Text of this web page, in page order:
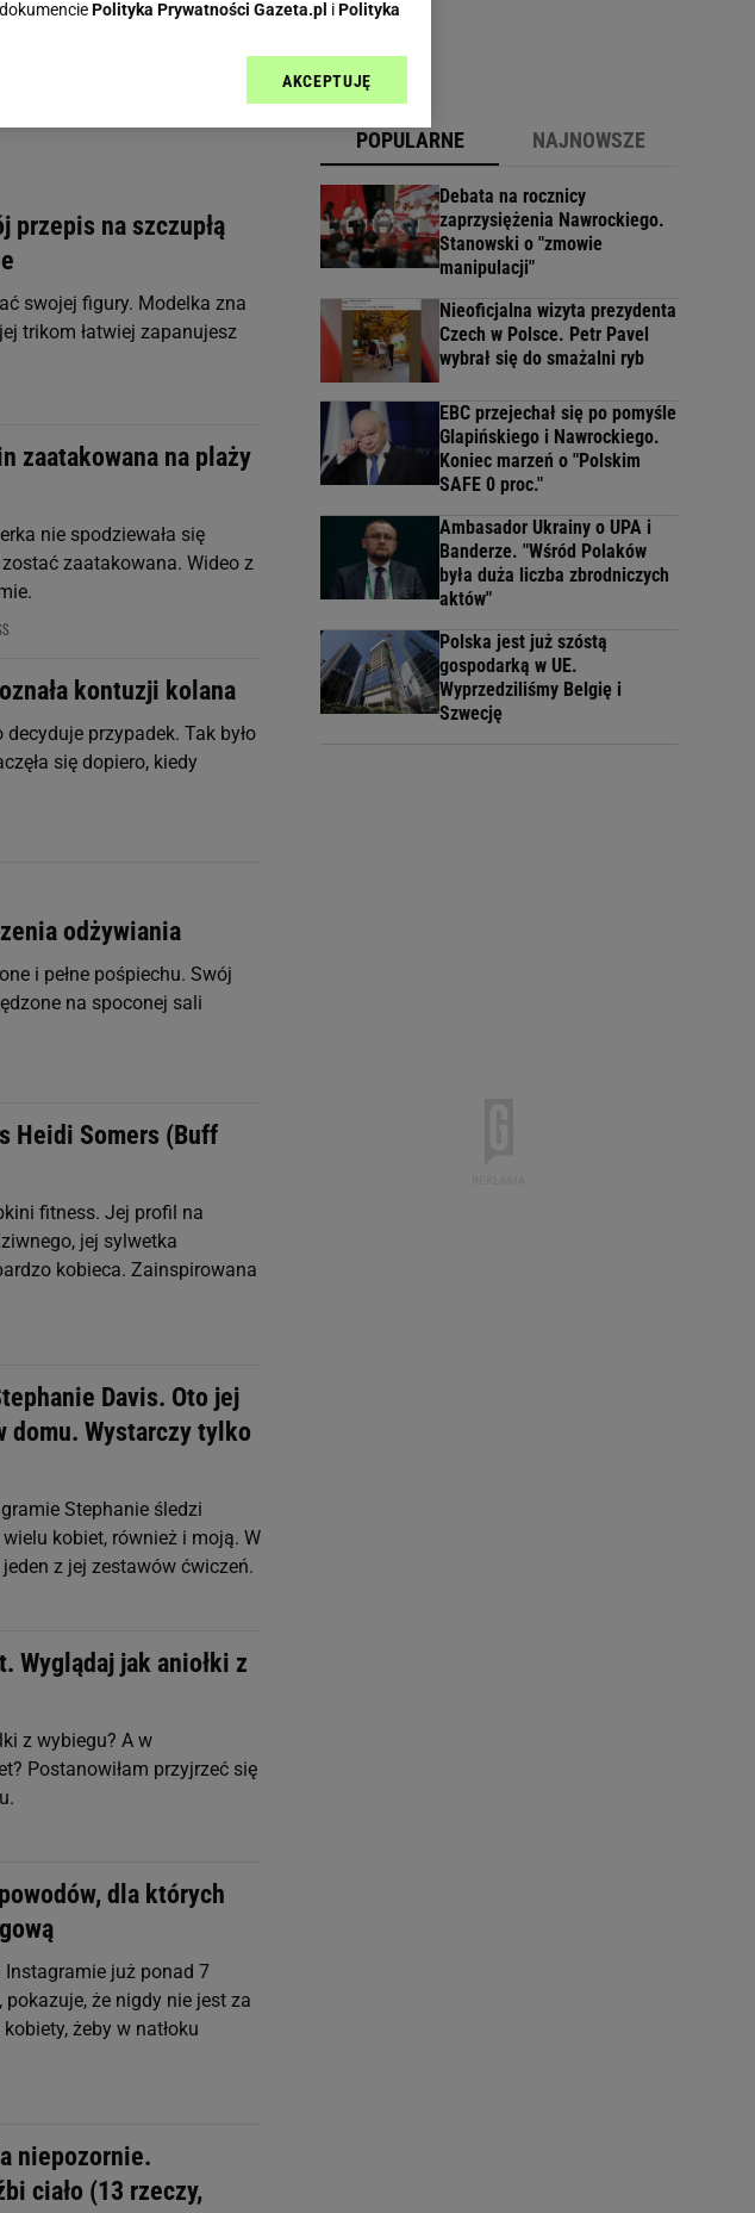
przepis na szczupłą
swojej figury. Modelka zna
trikom łatwiej zapanujesz
zaatakowana na plaży
nie spodziewała się
zaatakowana. Wideo z
kontuzji kolana
przypadek. Tak było
się dopiero, kiedy
odżywiania
i pełne pośpiechu. Swój
na spoconej sali
Heidi Somers (Buff
fitness. Jej profil na
jej sylwetka
kobieca. Zainspirowana
Davis. Oto jej
domu. Wystarczy tylko
Stephanie śledzi
kobiet, również i moją. W
z jej zestawów ćwiczeń.
Wyglądaj jak aniołki z
z wybiegu? A w
Postanowiłam przyjrzeć się
dla których
już ponad 7
że nigdy nie jest za
żeby w natłoku
niepozornie.
ciało (13 rzeczy,
POPULARNE NAJNOWSZE
Debata na rocznicy
zaprzysiężenia Nawrockiego.
Stanowski o "zmowie
manipulacji"
Nieoficjalna wizyta prezydenta
Czech w Polsce. Petr Pavel
wybrał się do smażalni ryb
EBC przejechał się po pomyśle
Glapińskiego i Nawrockiego.
Koniec marzeń o "Polskim
SAFE 0 proc."
Ambasador Ukrainy o UPA i
Banderze. "Wśród Polaków
była duża liczba zbrodniczych
aktów"
Polska jest już szóstą
gospodarką w UE.
Wyprzedziliśmy Belgię i
Szwecję
Polityka Prywatności Gazeta.pl iPolityka
plików cookie Gazeta.pl sp. z o.o., jej
preferencjami dot. przetwarzania danych poprzez
„Ustawień Zaawansowanych”. Zmiana ustawień
w następujących celach:
charakterystyki urządzenia do celów identyfikacji.
reklamy i treści, pomiar reklam i treści,
AKCEPTUJĘ